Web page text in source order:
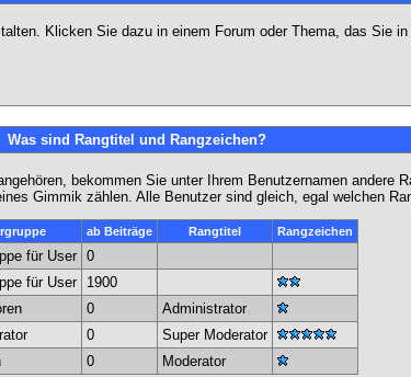
Klicken Sie dazu in einem Forum oder Thema, das Sie
Was sind Rangtitel und Rangzeichen?
bekommen Sie unter Ihrem Benutzernamen andere
Gimmik zählen. Alle Benutzer sind gleich, egal welchen
ab Beiträge Rangtitel Rangzeichen
für User
0
für User
1900
0
Administrator
0
Super Moderator
0 Moderator